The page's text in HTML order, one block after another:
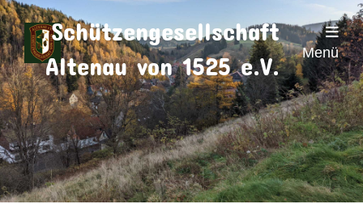
Schützengesellschaft
Altenau von 1525 e.V.
Menü